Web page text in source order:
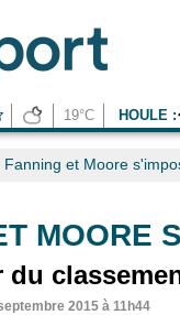
19°C HOULE :
Fanning et Moore
MOORE
du
2015 à 11h44